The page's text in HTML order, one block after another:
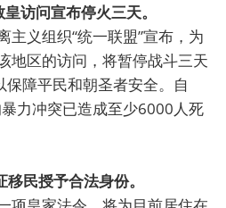
访问宣布停火三天。
主义组织“统一联盟”宣布，为
地区的访问，将暂停战斗三天
保障平民和朝圣者安全。自
力冲突已造成至少6000人死
民授予合法身份。